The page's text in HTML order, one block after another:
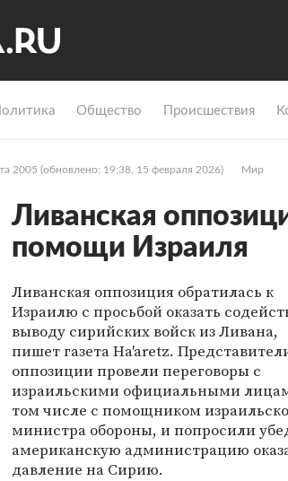
Общество Происшествия
2005 (обновлено: 19:38, 15 февраля 2026) Мир
Ливанская
помощи Израиля
Ливанская оппозиция обратилась к
Израилю с просьбой оказать
выводу сирийских войск из Ливана,
пишет газета Ha'aretz.
оппозиции провели переговоры с
израильскими официальными
том числе с помощником
министра обороны, и попросили
американскую администрацию
давление на Сирию.